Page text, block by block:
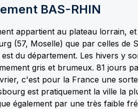
BAS-RHIN
appartient au plateau lorrain,
(57, Moselle) que par celles de
du département. Les hivers y
gris et brumeux. 81 jours
c'est pour la France une
est pratiquement la ville la
également par une très faible